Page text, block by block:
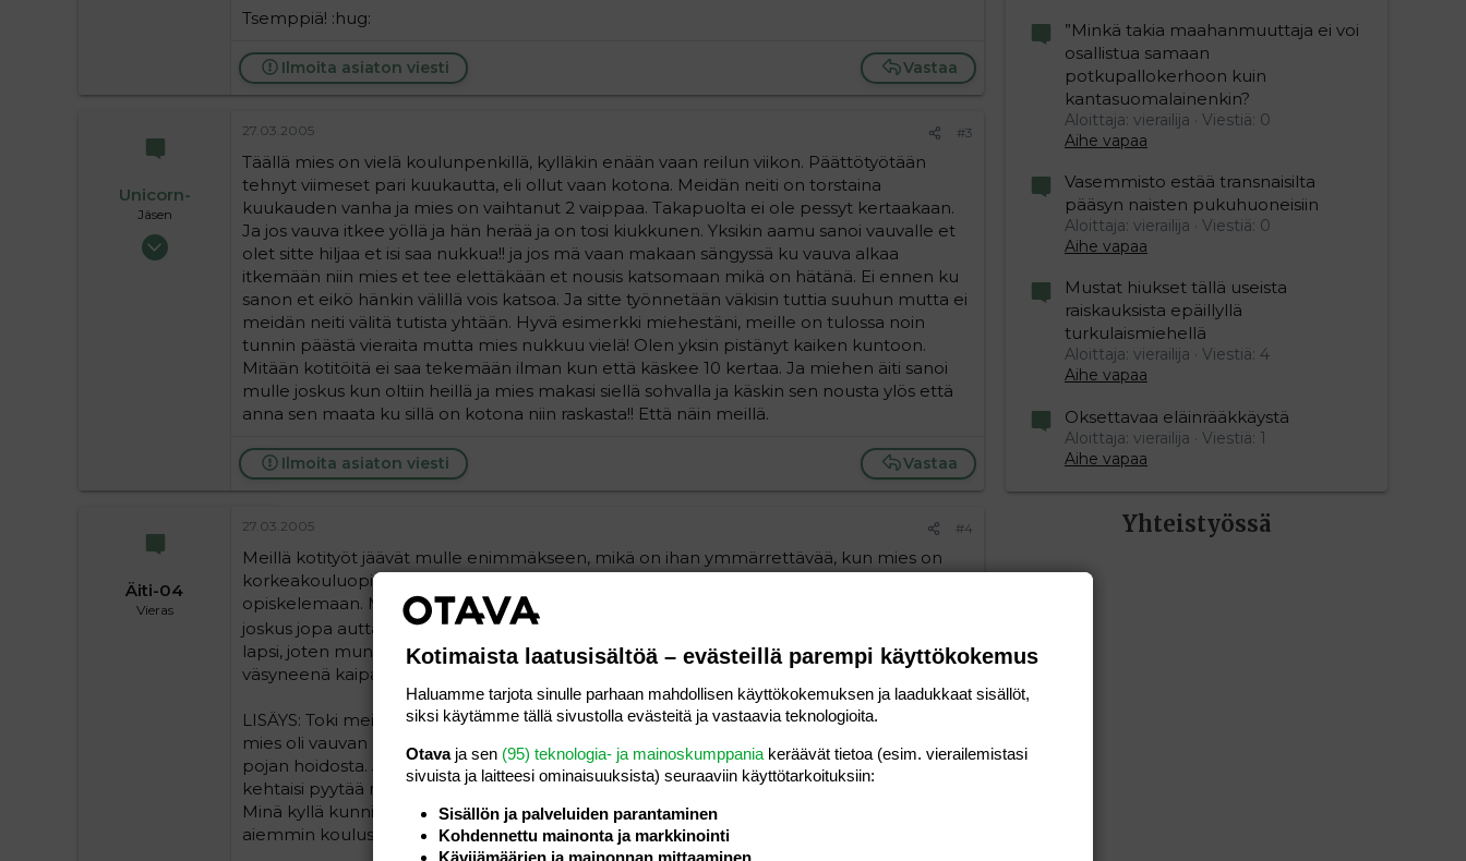
Tsemppiä! :hug:
Vastaa
Ilmoita asiaton viesti
Unicorn-
Jäsen
11.03.2005
27.03.2005 #3
Täällä mies on vielä koulunpenkillä, kylläkin enään vaan reilun viikon. Päättötyötään
tehnyt viimeset pari kuukautta, eli ollut vaan kotona. Meidän neiti on torstaina
kuukauden vanha ja mies on vaihtanut 2 vaippaa. Takapuolta ei ole pessyt kertaakaan.
Ja jos vauva itkee yöllä ja hän herää ja on tosi kiukkunen. Yksikin aamu sanoi vauvalle et
olet sitte hiljaa et isi saa nukkua!! ja jos mä vaan makaan sängyssä ku vauva alkaa
itkemään niin mies et tee elettäkään et nousis katsomaan mikä on hätänä. Ei ennen ku
sanon et eikö hänkin välillä vois katsoa. Ja sitte työnnetään väkisin tuttia suuhun mutta ei
meidän neiti välitä tutista yhtään. Hyvä esimerkki miehestäni, meille on tulossa noin
tunnin päästä vieraita mutta mies nukkuu vielä! Olen yksin pistänyt kaiken kuntoon.
Mitään kotitöitä ei saa tekemään ilman kun että käskee 10 kertaa. Ja miehen äiti sanoi
mulle joskus kun oltiin heillä ja mies makasi siellä sohvalla ja käskin sen nousta ylös että
anna sen maata ku sillä on kotona niin raskasta!! Että näin meillä.
Vastaa
Ilmoita asiaton viesti
Äiti-04
Vieras
27.03.2005 #4
Meillä kotityöt jäävät mulle enimmäkseen, mikä on ihan ymmärrettävää, kun mies on
korkeakouluopiskelija ja opiskelee arkisin yömyöhään ja nousee kukonlaulun aikaan taas
opiskelemaan. Mies kyllä viikonloppuisin on pojan kanssa myös, että saan jotain tehtyä ja
joskus jopa auttaa siivoamisessa
Poikamme on pienestä pitäen ollut erittäin helppo
lapsi, joten mun on ollut aina helppo siivota/tehdä ruokaa tms hänen kanssaan. Joskus
väsyneenä kaipaisin kyllä hieman enemmän mieheni tukea ja apua...
LISÄYS: Toki meilläkin nyt mies syöttää, juottaa, leikkii, nukuttaa, vaihtaa pojan vaipat ja
mies oli vauvan hankinnassa 100% mukana ja on edelleen. Puhuinkin nyt kotitöistä, en
pojan hoidosta. Jos minä olen päivät pitkät pojan kanssa kotosalla, niin en todellakaan
kehtaisi pyytää miestä laittamaan ruokaa, siivoamaan 9-10 tunnin koulupäivän jälkeen!
Minä kyllä kunnioitan miestäni, kun jaksaa niin ahkerasti opiskella, että valmistuisi
aiemmin koulusta. :heart: :heart: :heart:
”Minkä takia maahanmuuttaja ei voi
osallistua samaan
potkupallokerhoon kuin
kantasuomalainenkin?
Aloittaja: vierailija
Viestiä: 0
Aihe vapaa
Vasemmisto estää transnaisilta
pääsyn naisten pukuhuoneisiin
Aloittaja: vierailija
Viestiä: 0
Aihe vapaa
Mustat hiukset tällä useista
raiskauksista epäillyllä
turkulaismiehellä
Aloittaja: vierailija
Viestiä: 4
Aihe vapaa
Oksettavaa eläinrääkkäystä
Aloittaja: vierailija
Viestiä: 1
Aihe vapaa
Yhteistyössä
Kotimaista laatusisältöä – evästeillä parempi käyttökokemus
Haluamme tarjota sinulle parhaan mahdollisen käyttökokemuksen ja laadukkaat sisällöt,
siksi käytämme tällä sivustolla evästeitä ja vastaavia teknologioita.
Otavaja sen (95) teknologia- ja mainoskumppania keräävät tietoa (esim. vierailemis­tasi
sivuista ja laitteesi ominaisuuk­sista) seuraaviin käyttötarkoituksiin:
Sisällön ja palveluiden parantaminen
Kohdennettu mainonta ja markkinointi
Kävijämäärien ja mainonnan mittaaminen